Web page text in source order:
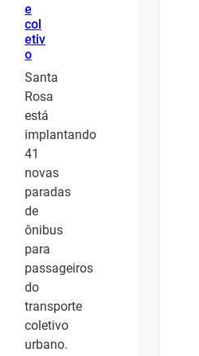
e
col
etiv
o
Santa
Rosa
está
implantando
41
novas
paradas
de
ônibus
para
passageiros
do
transporte
coletivo
urbano.